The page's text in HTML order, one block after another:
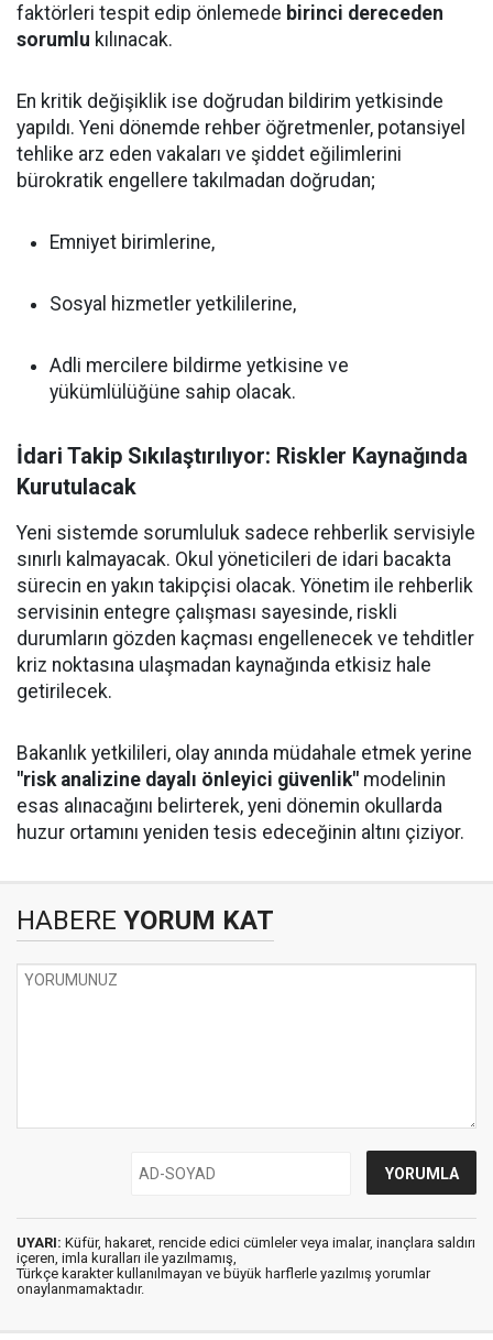
faktörleri tespit edip önlemede birinci dereceden
sorumlu kılınacak.
En kritik değişiklik ise doğrudan bildirim yetkisinde
yapıldı. Yeni dönemde rehber öğretmenler, potansiyel
tehlike arz eden vakaları ve şiddet eğilimlerini
bürokratik engellere takılmadan doğrudan;
Emniyet birimlerine,
Sosyal hizmetler yetkililerine,
Adli mercilere bildirme yetkisine ve
yükümlülüğüne sahip olacak.
İdari Takip Sıkılaştırılıyor: Riskler Kaynağında
Kurutulacak
Yeni sistemde sorumluluk sadece rehberlik servisiyle
sınırlı kalmayacak. Okul yöneticileri de idari bacakta
sürecin en yakın takipçisi olacak. Yönetim ile rehberlik
servisinin entegre çalışması sayesinde, riskli
durumların gözden kaçması engellenecek ve tehditler
kriz noktasına ulaşmadan kaynağında etkisiz hale
getirilecek.
Bakanlık yetkilileri, olay anında müdahale etmek yerine
"risk analizine dayalı önleyici güvenlik" modelinin
esas alınacağını belirterek, yeni dönemin okullarda
huzur ortamını yeniden tesis edeceğinin altını çiziyor.
HABERE YORUM KAT
UYARI: Küfür, hakaret, rencide edici cümleler veya imalar, inançlara saldırı
içeren, imla kuralları ile yazılmamış,
Türkçe karakter kullanılmayan ve büyük harflerle yazılmış yorumlar
onaylanmamaktadır.